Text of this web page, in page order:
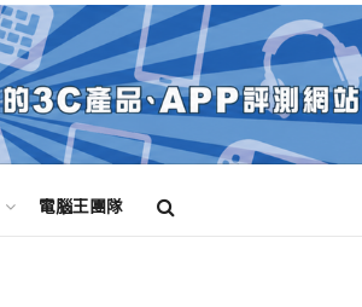
電腦王團隊